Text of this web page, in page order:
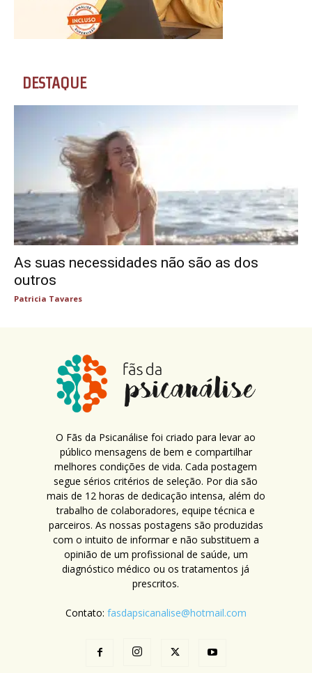
DESTAQUE
As suas necessidades não são as dos
outros
Patricia Tavares
O Fãs da Psicanálise foi criado para levar ao
público mensagens de bem e compartilhar
melhores condições de vida. Cada postagem
segue sérios critérios de seleção. Por dia são
mais de 12 horas de dedicação intensa, além do
trabalho de colaboradores, equipe técnica e
parceiros. As nossas postagens são produzidas
com o intuito de informar e não substituem a
opinião de um profissional de saúde, um
diagnóstico médico ou os tratamentos já
prescritos.
Contato: fasdapsicanalise@hotmail.com